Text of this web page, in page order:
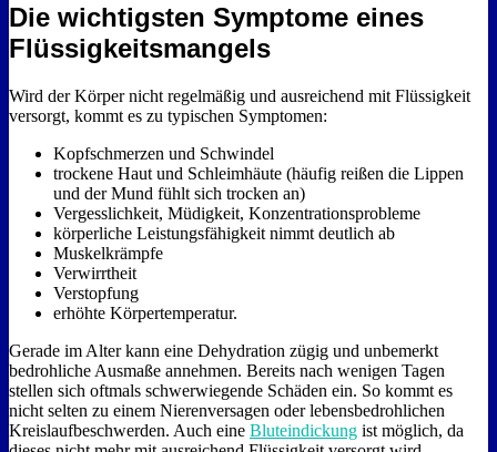
Die wichtigsten Symptome eines
Flüssigkeitsmangels
Wird der Körper nicht regelmäßig und ausreichend mit Flüssigkeit
versorgt, kommt es zu typischen Symptomen:
Kopfschmerzen und Schwindel
trockene Haut und Schleimhäute (häufig reißen die Lippen
und der Mund fühlt sich trocken an)
Vergesslichkeit, Müdigkeit, Konzentrationsprobleme
körperliche Leistungsfähigkeit nimmt deutlich ab
Muskelkrämpfe
Verwirrtheit
Verstopfung
erhöhte Körpertemperatur.
Gerade im Alter kann eine Dehydration zügig und unbemerkt
bedrohliche Ausmaße annehmen. Bereits nach wenigen Tagen
stellen sich oftmals schwerwiegende Schäden ein. So kommt es
nicht selten zu einem Nierenversagen oder lebensbedrohlichen
Kreislaufbeschwerden. Auch eine Bluteindickung ist möglich, da